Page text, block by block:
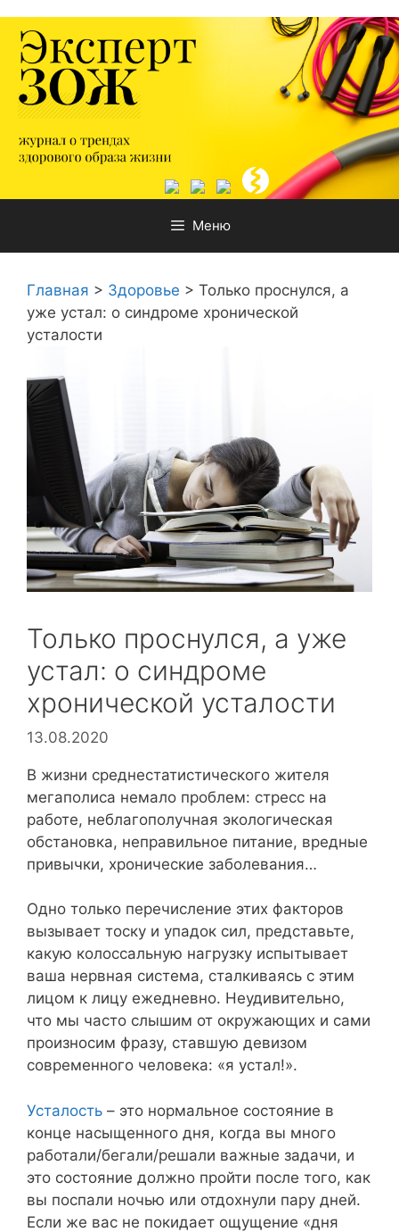
содержимому
Меню
Главная > Здоровье > Только проснулся, а
уже устал: о синдроме хронической
усталости
Только проснулся, а уже
устал: о синдроме
хронической усталости
13.08.2020
В жизни среднестатистического жителя
мегаполиса немало проблем: стресс на
работе, неблагополучная экологическая
обстановка, неправильное питание, вредные
привычки, хронические заболевания…
Одно только перечисление этих факторов
вызывает тоску и упадок сил, представьте,
какую колоссальную нагрузку испытывает
ваша нервная система, сталкиваясь с этим
лицом к лицу ежедневно. Неудивительно,
что мы часто слышим от окружающих и сами
произносим фразу, ставшую девизом
современного человека: «я устал!».
Усталость – это нормальное состояние в
конце насыщенного дня, когда вы много
работали/бегали/решали важные задачи, и
это состояние должно пройти после того, как
вы поспали ночью или отдохнули пару дней.
Если же вас не покидает ощущение «дня